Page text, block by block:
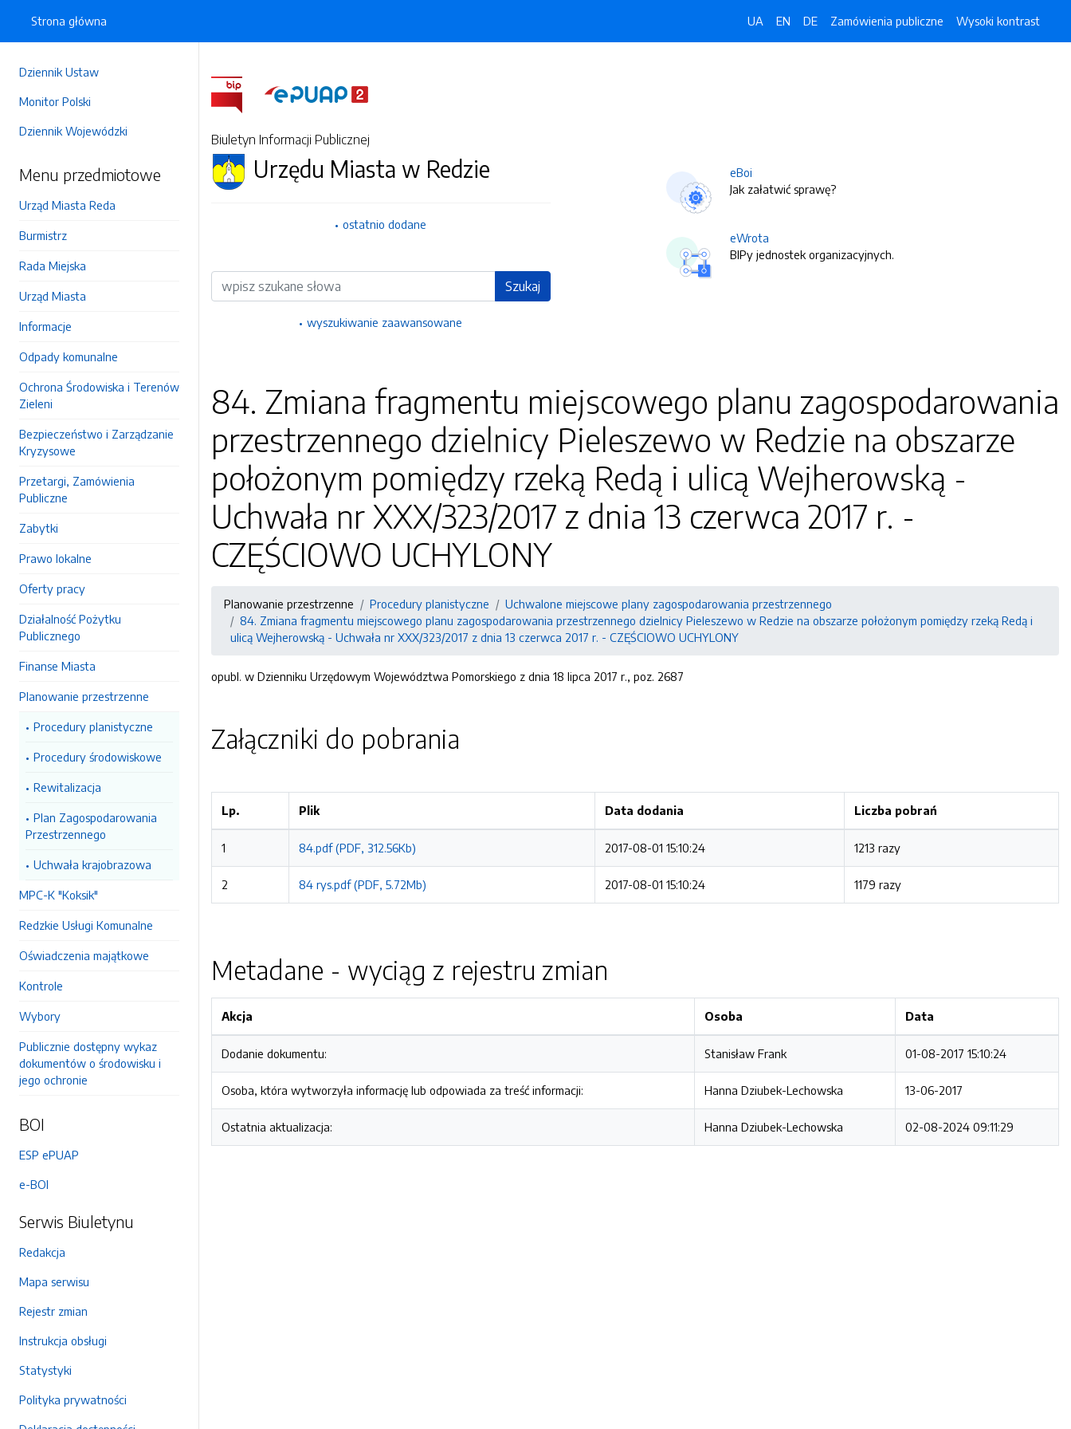
Dziennik Ustaw
Monitor Polski
Dziennik Wojewódzki
Menu przedmiotowe
Urząd Miasta Reda
Burmistrz
Rada Miejska
Urząd Miasta
Informacje
Odpady komunalne
Ochrona Środowiska i Terenów
Zieleni
Bezpieczeństwo i Zarządzanie
Kryzysowe
Przetargi, Zamówienia
Publiczne
Zabytki
Prawo lokalne
Oferty pracy
Działalność Pożytku
Publicznego
Finanse Miasta
Planowanie przestrzenne
Procedury planistyczne
Procedury środowiskowe
Rewitalizacja
Plan Zagospodarowania
Przestrzennego
Uchwała krajobrazowa
MPC-K "Koksik"
Redzkie Usługi Komunalne
Oświadczenia majątkowe
Kontrole
Wybory
Publicznie dostępny wykaz
dokumentów o środowisku i
jego ochronie
BOI
ESP ePUAP
e-BOI
Serwis Biuletynu
Redakcja
Mapa serwisu
Rejestr zmian
Instrukcja obsługi
Statystyki
Polityka prywatności
Strona główna UA EN DE Zamówienia publiczne Wysoki kontrast
Biuletyn Informacji Publicznej
Urzędu Miasta w Redzie
ostatnio dodane
Wyszukiwarka Szukaj
wyszukiwanie zaawansowane
eBoi
Jak załatwić sprawę?
eWrota
BIPy jednostek organizacyjnych.
84. Zmiana fragmentu miejscowego planu zagospodarowania
przestrzennego dzielnicy Pieleszewo w Redzie na obszarze
położonym pomiędzy rzeką Redą i ulicą Wejherowską -
Uchwała nr XXX/323/2017 z dnia 13 czerwca 2017 r. -
CZĘŚCIOWO UCHYLONY
Planowanie przestrzenne Procedury planistyczne
Uchwalone miejscowe plany zagospodarowania przestrzennego
84. Zmiana fragmentu miejscowego planu zagospodarowania przestrzennego dzielnicy Pieleszewo w Redzie na obszarze położonym pomiędzy rzeką Redą i
ulicą Wejherowską - Uchwała nr XXX/323/2017 z dnia 13 czerwca 2017 r. - CZĘŚCIOWO UCHYLONY
opubl. w Dzienniku Urzędowym Województwa Pomorskiego z dnia 18 lipca 2017 r., poz. 2687
Załączniki do pobrania
Lp. Plik Data dodania Liczba pobrań
1 84.pdf (PDF, 312.56Kb) 2017-08-01 15:10:24 1213 razy
2 84 rys.pdf (PDF, 5.72Mb) 2017-08-01 15:10:24 1179 razy
Metadane - wyciąg z rejestru zmian
Akcja Osoba Data
Dodanie dokumentu: Stanisław Frank 01-08-2017 15:10:24
Osoba, która wytworzyła informację lub odpowiada za treść informacji: Hanna Dziubek-Lechowska 13-06-2017
Ostatnia aktualizacja: Hanna Dziubek-Lechowska 02-08-2024 09:11:29